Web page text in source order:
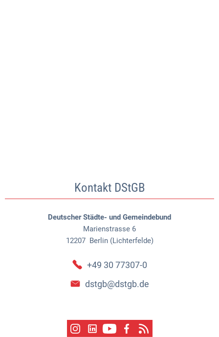
Kontakt DStGB
Deutscher Städte- und Gemeindebund
Marienstrasse 6
12207 Berlin (Lichterfelde)
+49 30 77307-0
dstgb@dstgb.de